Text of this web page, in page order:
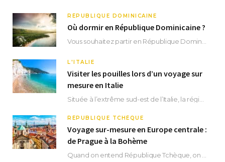
RÉPUBLIQUE DOMINICAINE
Où dormir en République Dominicaine ?
L'ITALIE
Visiter les pouilles lors d’un voyage sur
mesure en Italie
RÉPUBLIQUE TCHÈQUE
Voyage sur-mesure en Europe centrale :
de Prague à la Bohème